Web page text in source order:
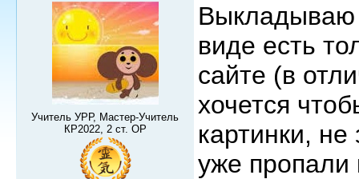
Учитель УРР, Мастер-Учитель
КР2022, 2 ст. ОР
Выкладываю
виде есть
сайте (в
хочется
картинки,
уже пропали